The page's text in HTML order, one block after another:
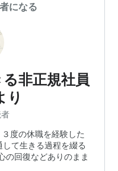
になる
非正規社員
り
度の休職を経験した
て生きる過程を綴る
の回復などありのまま